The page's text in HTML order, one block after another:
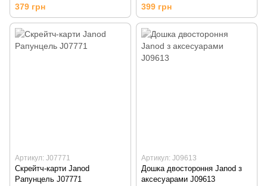
єдинороги J07830
379 грн 399 грн
Артикул: J07771
Скрейтч-карти Janod
Рапунцель J07771
Артикул: J09613
Дошка двостороння Janod з
аксесуарами J09613